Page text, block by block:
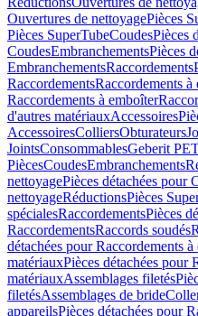
Ouvertures de nettoyagePièces
Pièces SuperTubeCoudesPièces
CoudesEmbranchementsPièces
EmbranchementsRaccordements
RaccordementsRaccordements à
Raccordements à emboîter
d'autres matériauxAccessoires
AccessoiresColliersObturateurs
JointsConsommablesGeberit PE
PiècesCoudesEmbranchements
nettoyagePièces détachées pour
nettoyageRéductionsPièces
spécialesRaccordementsPièces
RaccordementsRaccords soudés
détachées pour Raccordements
matériauxPièces détachées pour
matériauxAssemblages filetés
filetésAssemblages de bride
appareilsPièces détachées pour